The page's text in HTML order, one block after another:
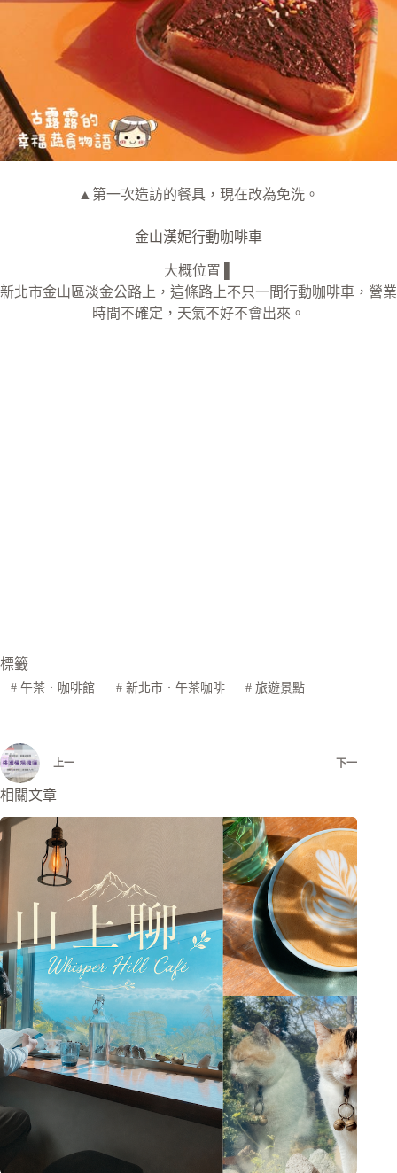
▲第一次造訪的餐具，現在改為免洗。
金山漢妮行動咖啡車
大概位置 ▌
新北市金山區淡金公路上，這條路上不只一間行動咖啡車，營業
時間不確定，天氣不好不會出來。
標籤
#午茶．咖啡館 #新北市．午茶咖啡 # 旅遊景點
上一 下一
相關文章